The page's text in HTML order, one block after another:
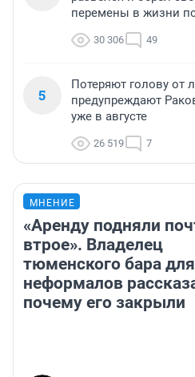
перемены в жизни
30 306 49
5
Потеряют голову от
предупреждают
уже в августе
26 519 7
МНЕНИЕ
«Аренду подняли
втрое». Владелец
тюменского бара для
неформалов
почему его закрыли